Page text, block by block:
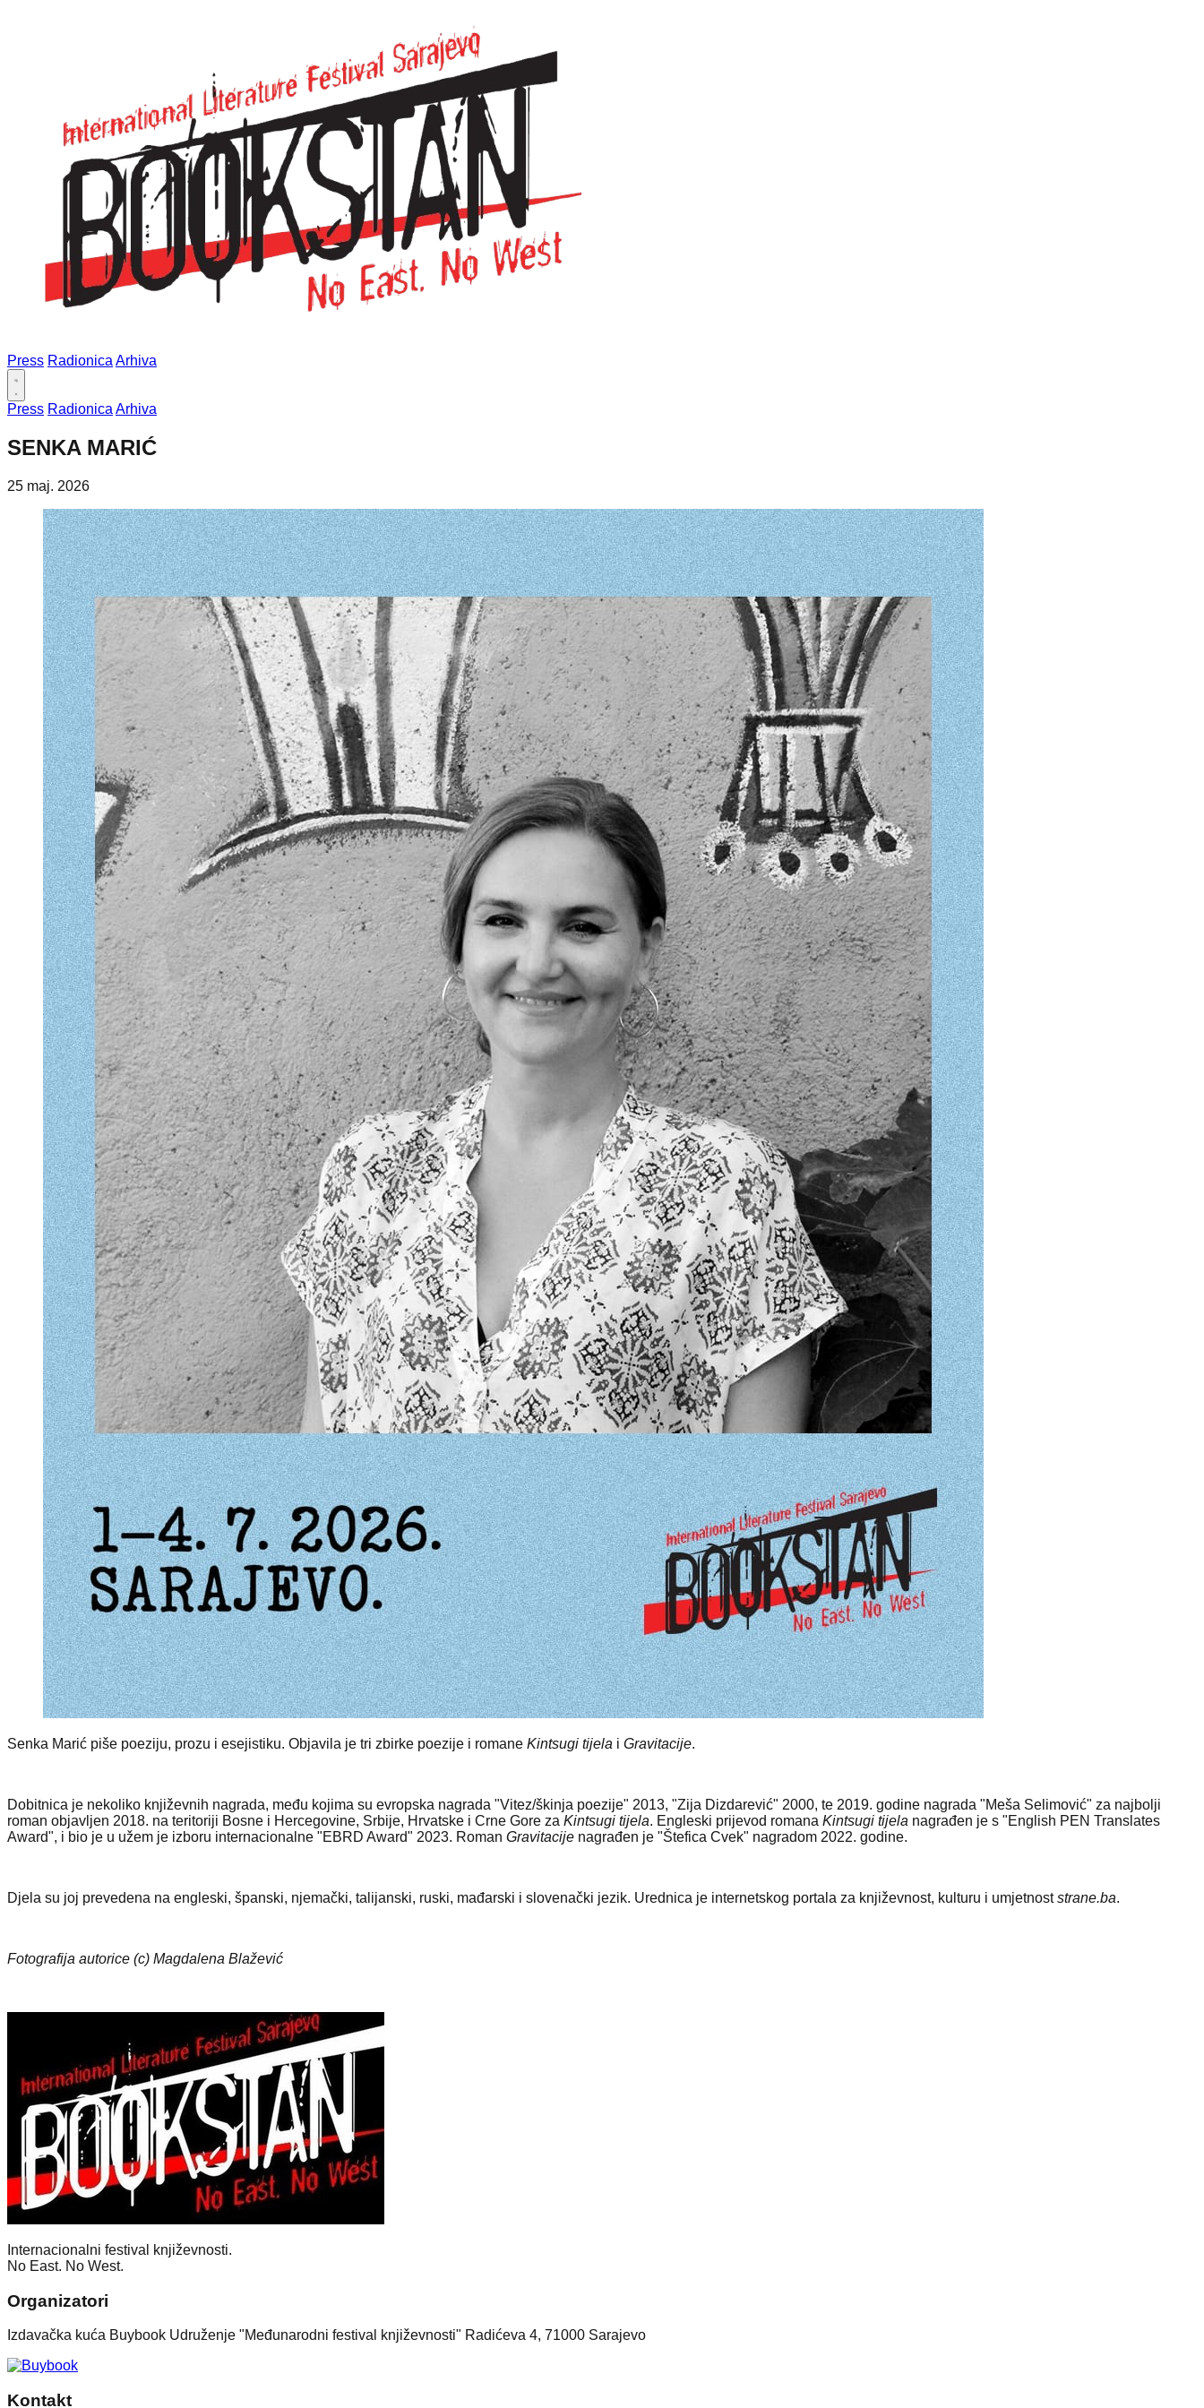
Press Radionica Arhiva
Press Radionica Arhiva
SENKA MARIĆ
25 maj. 2026
Senka Marić piše poeziju, prozu i esejistiku. Objavila je tri zbirke poezije i romane Kintsugi tijela i Gravitacije.
Dobitnica je nekoliko književnih nagrada, među kojima su evropska nagrada "Vitez/škinja poezije" 2013, "Zija Dizdarević" 2000, te 2019. godine nagrada "Meša Selimović" za najbolji
roman objavljen 2018. na teritoriji Bosne i Hercegovine, Srbije, Hrvatske i Crne Gore za Kintsugi tijela. Engleski prijevod romana Kintsugi tijela nagrađen je s "English PEN Translates
Award", i bio je u užem je izboru internacionalne "EBRD Award" 2023. Roman Gravitacije nagrađen je "Štefica Cvek" nagradom 2022. godine.
Djela su joj prevedena na engleski, španski, njemački, talijanski, ruski, mađarski i slovenački jezik. Urednica je internetskog portala za književnost, kulturu i umjetnoststrane.ba.
Fotografija autorice (c) Magdalena Blažević
Internacionalni festival književnosti.
No East. No West.
Organizatori
Izdavačka kuća Buybook Udruženje "Međunarodni festival književnosti" Radićeva 4, 71000 Sarajevo
Kontakt